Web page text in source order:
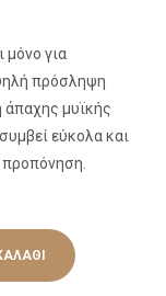
μόνο για
πρόσληψη
άπαχης μυϊκής
εύκολα και
προπόνηση.